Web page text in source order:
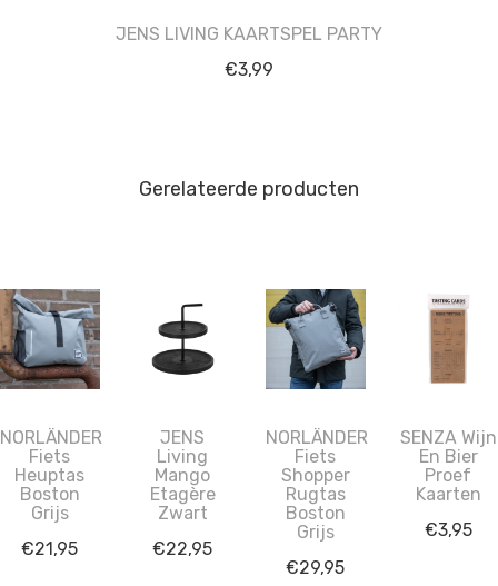
JENS LIVING KAARTSPEL PARTY
€3,99
Gerelateerde producten
NORLÄNDER
Fiets
Heuptas
Boston
Grijs
€21,95
JENS
Living
Mango
Etagère
Zwart
€22,95
NORLÄNDER
Fiets
Shopper
Rugtas
Boston
Grijs
€29,95
SENZA Wijn
En Bier
Proef
Kaarten
€3,95